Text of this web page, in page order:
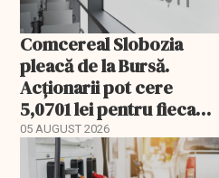
Comcereal Slobozia
pleacă de la Bursă.
Acționarii pot cere
5,0701 lei pentru fiecare
acțiune
05 AUGUST 2026